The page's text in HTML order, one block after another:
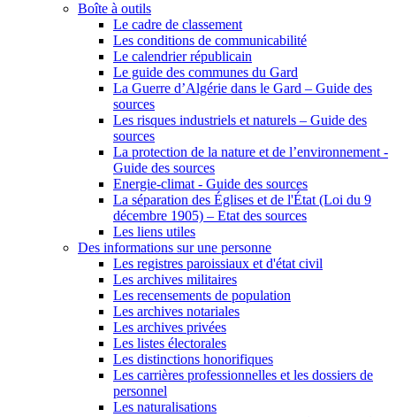
Boîte à outils
Le cadre de classement
Les conditions de communicabilité
Le calendrier républicain
Le guide des communes du Gard
La Guerre d’Algérie dans le Gard – Guide des
sources
Les risques industriels et naturels – Guide des
sources
La protection de la nature et de l’environnement -
Guide des sources
Energie-climat - Guide des sources
La séparation des Églises et de l'État (Loi du 9
décembre 1905) – Etat des sources
Les liens utiles
Des informations sur une personne
Les registres paroissiaux et d'état civil
Les archives militaires
Les recensements de population
Les archives notariales
Les archives privées
Les listes électorales
Les distinctions honorifiques
Les carrières professionnelles et les dossiers de
personnel
Les naturalisations